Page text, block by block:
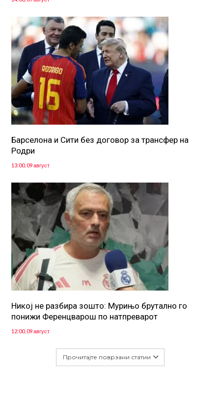
Барселона и Сити без договор за трансфер на
Родри
13:00, 09 август
Никој не разбира зошто: Мурињо брутално го
понижи Ференцварош по натпреварот
12:00, 09 август
Прочитајте поврзани статии